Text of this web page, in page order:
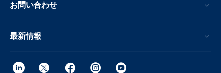
お問い合わせ
最新情報